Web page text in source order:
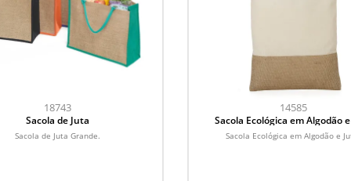
18743
Sacola de Juta
Sacola de Juta Grande.
14585
Sacola Ecológica em Algodão
Sacola Ecológica em Algodão e